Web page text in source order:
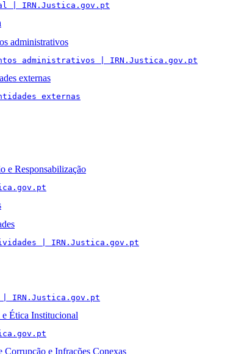
| IRN.Justica.gov.pt
administrativos
administrativos | IRN.Justica.gov.pt
externas
externas
e Responsabilização
| IRN.Justica.gov.pt
| IRN.Justica.gov.pt
Ética Institucional
Corrupção e Infrações Conexas